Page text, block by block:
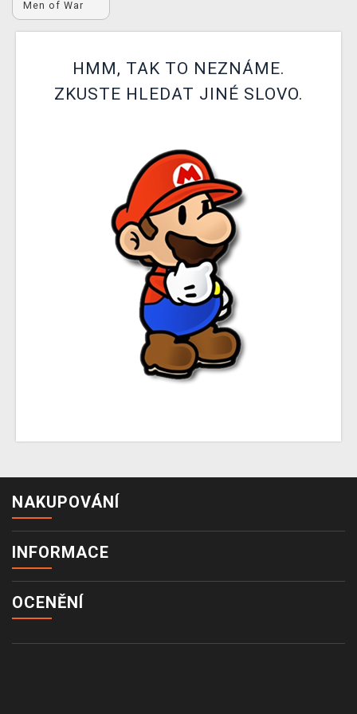
DOPRAVA
TCG & BOARDGAME HUB
Men of War
HMM, TAK TO NEZNÁME.
ZKUSTE HLEDAT JINÉ SLOVO.
NAKUPOVÁNÍ
INFORMACE
OCENĚNÍ